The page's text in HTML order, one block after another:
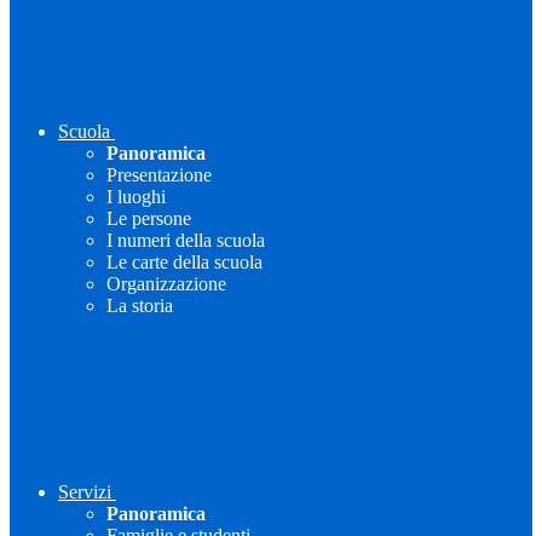
Scuola
Panoramica
Presentazione
I luoghi
Le persone
I numeri della scuola
Le carte della scuola
Organizzazione
La storia
Servizi
Panoramica